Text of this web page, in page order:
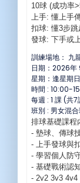
10球 (成功率
上手: 懂上手
扣球: 懂3步
發球: 下手或
訓練場地： 九
日期：2026年
星期：逢星期
時間 : 10:00-
每週 : 1 課 (共
班別 : 男女混
排球基礎課程
- 墊球、傳球
- 上手發球與
- 學習個人防
- 基礎戰術認
- 2v2 3v3 4v4